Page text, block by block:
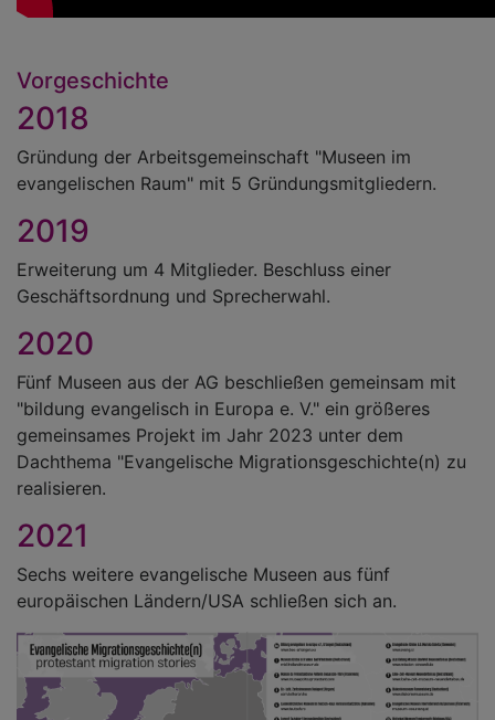
Vorgeschichte
2018
Gründung der Arbeitsgemeinschaft "Museen im
evangelischen Raum" mit 5 Gründungsmitgliedern.
2019
Erweiterung um 4 Mitglieder. Beschluss einer
Geschäftsordnung und Sprecherwahl.
2020
Fünf Museen aus der AG beschließen gemeinsam mit
"bildung evangelisch in Europa e. V." ein größeres
gemeinsames Projekt im Jahr 2023 unter dem
Dachthema "Evangelische Migrationsgeschichte(n) zu
realisieren.
2021
Sechs weitere evangelische Museen aus fünf
europäischen Ländern/USA schließen sich an.